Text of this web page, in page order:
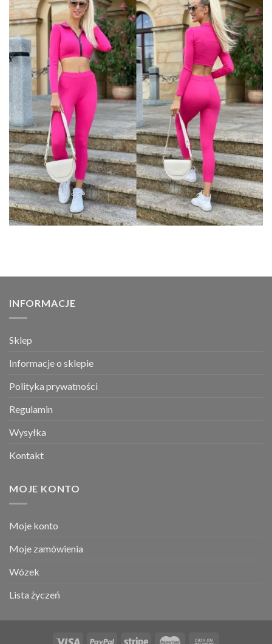
INFORMACJE
Sklep
Informacje o sklepie
Polityka prywatności
Regulamin
Wysyłka
Kontakt
MOJE KONTO
Moje konto
Moje zamówienia
Wózek
Lista życzeń